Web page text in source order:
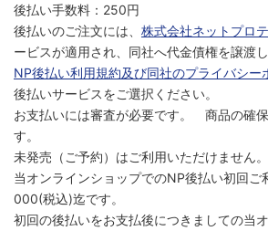
後払い手数料：250円
後払いのご注文には、 株式会社ネットプロ
ービスが適用され、同社へ代金債権を譲渡し
NP後払い利用規約及び同社のプライバシー
後払いサービスをご選択ください。
お支払いには審査が必要です。 商品の確
す。
未発売（ご予約）はご利用いただけません。
当オンラインショップでのNP後払い初回ご
000(税込)迄です。
初回の後払いをお支払後につきましての当